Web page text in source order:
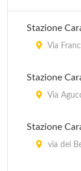
Stazione
Via
Stazione
Via
Stazione
via dei